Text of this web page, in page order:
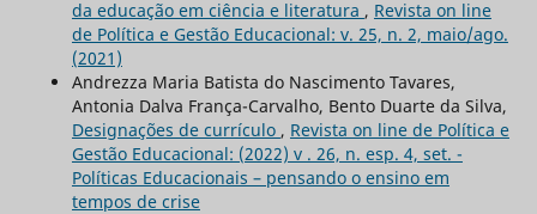
da educação em ciência e literatura , Revista on line
de Política e Gestão Educacional: v. 25, n. 2, maio/ago.
(2021)
Andrezza Maria Batista do Nascimento Tavares,
Antonia Dalva França-Carvalho, Bento Duarte da Silva,
Designações de currículo , Revista on line de Política e
Gestão Educacional: (2022) v . 26, n. esp. 4, set. -
Políticas Educacionais – pensando o ensino em
tempos de crise